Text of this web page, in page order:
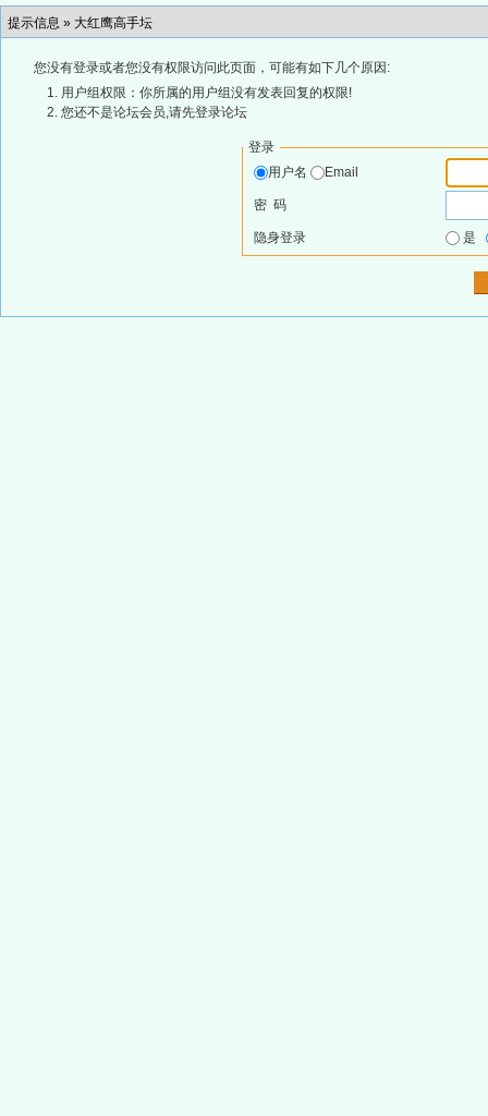
提示信息 » 大红鹰高手坛
您没有登录或者您没有权限访问此页面，可能有如下几个原因:
用户组权限：你所属的用户组没有发表回复的权限!
您还不是论坛会员,请先登录论坛
登录
用户名
Email
密 码
隐身登录 是